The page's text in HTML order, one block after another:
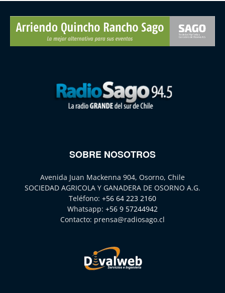
SOBRE NOSOTROS
Avenida Juan Mackenna 904, Osorno, Chile
SOCIEDAD AGRICOLA Y GANADERA DE OSORNO A.G.
Teléfono: +56 64 223 2160
Whatsapp: +56 9 57244942
Contacto: prensa@radiosago.cl